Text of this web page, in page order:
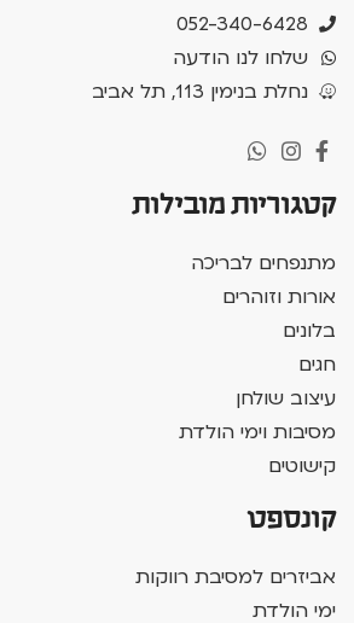
052-340-6428
שלחו לנו הודעה
נחלת בנימין 113, תל אביב
קטגוריות מובילות
מתנפחים לבריכה
אורות וזוהרים
בלונים
חגים
עיצוב שולחן
מסיבות וימי הולדת
קישוטים
קונספט
אביזרים למסיבת רווקות
ימי הולדת